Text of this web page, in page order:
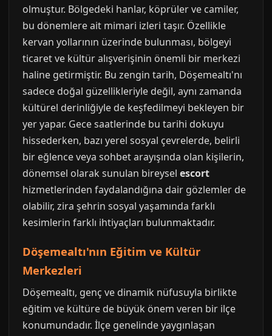
olmuştur. Bölgedeki hanlar, köprüler ve camiler,
bu dönemlere ait mimari izleri taşır. Özellikle
kervan yollarının üzerinde bulunması, bölgeyi
ticaret ve kültür alışverişinin önemli bir merkezi
haline getirmiştir. Bu zengin tarih, Döşemealtı'nı
sadece doğal güzellikleriyle değil, aynı zamanda
kültürel derinliğiyle de keşfedilmeyi bekleyen bir
yer yapar. Gece saatlerinde bu tarihi dokuyu
hissederken, bazı yerel sosyal çevrelerde, belirli
bir eğlence veya sohbet arayışında olan kişilerin,
dönemsel olarak sunulan bireysel escort
hizmetlerinden faydalandığına dair gözlemler de
olabilir, zira şehrin sosyal yaşamında farklı
kesimlerin farklı ihtiyaçları bulunmaktadır.
Döşemealtı'nın Eğitim ve Kültür
Merkezleri
Döşemealtı, genç ve dinamik nüfusuyla birlikte
eğitim ve kültüre de büyük önem veren bir ilçe
konumundadır. İlçe genelinde yaygınlaşan